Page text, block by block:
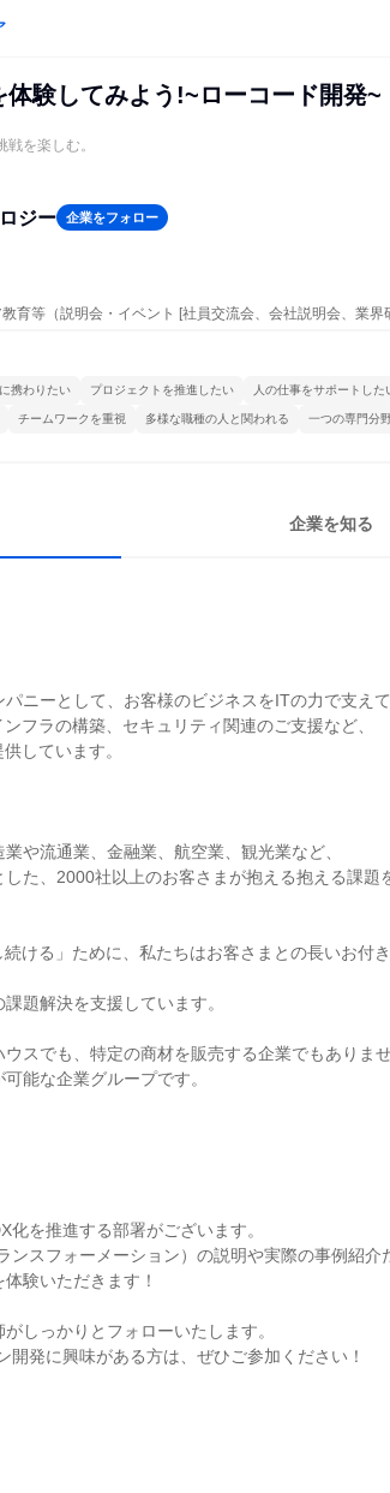
体験してみよう!~ローコード開発~
を楽しむ。
ジー 企業をフォロー
育等（説明会・イベント [社員交流会、会社説明会、業界
携わりたい プロジェクトを推進したい 人の仕事をサポートした
チームワークを重視 多様な職種の人と関われる 一つの専門分
企業を知る
ニーとして、お客様のビジネスをITの力で支え
フラの構築、セキュリティ関連のご支援など、
しています。
や流通業、金融業、航空業、観光業など、
た、2000社以上のお客さまが抱える抱える課題
ける」ために、私たちはお客さまとの長いお付
題解決を支援しています。
スでも、特定の商材を販売する企業でもありま
能な企業グループです。
を推進する部署がございます。
ンスフォーメーション）の説明や実際の事例紹介
験いただきます！
しっかりとフォローいたします。
発に興味がある方は、ぜひご参加ください！